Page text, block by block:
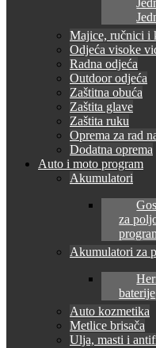
Majice, ručnici i
Odjeća visoke
Radna odjeća
Outdoor odjeća
Zaštitna obuća
Zaštita glave
Zaštita ruku
Oprema za rad
Dodatna oprema
Auto i moto program
Akumulatori
za
Akumulatori za
baterije
Auto kozmetika
Metlice brisača
Ulja, masti i